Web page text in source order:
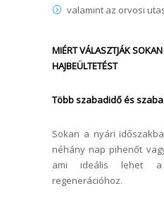
valamint az orvosi
MIÉRT VÁLASZTJÁK
HAJBEÜLTETÉST
Több szabadidő és
Sokan a nyári
néhány nap pihenőt
ami ideális lehet a
regenerációhoz.